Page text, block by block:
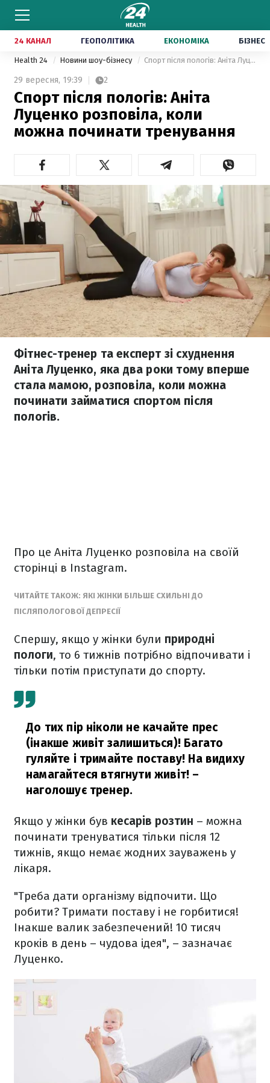
24 КАНАЛ ГЕОПОЛІТИКА ЕКОНОМІКА БІЗНЕС
Health 24 Новини шоу-бізнесу Спорт після пологів: Аніта Луценко розповіла, коли можна починати тренування
29 вересня, 19:39 2
Спорт після пологів: Аніта
Луценко розповіла, коли
можна починати тренування
Фітнес-тренер та експерт зі схуднення
Аніта Луценко, яка два роки тому вперше
стала мамою, розповіла, коли можна
починати займатися спортом після
пологів.
Про це Аніта Луценко розповіла на своїй
сторінці в Instagram.
ЧИТАЙТЕ ТАКОЖ: ЯКІ ЖІНКИ БІЛЬШЕ СХИЛЬНІ ДО
ПІСЛЯПОЛОГОВОЇ ДЕПРЕСІЇ
Спершу, якщо у жінки були природні
пологи, то 6 тижнів потрібно відпочивати і
тільки потім приступати до спорту.
До тих пір ніколи не качайте прес
(інакше живіт залишиться)! Багато
гуляйте і тримайте поставу! На видиху
намагайтеся втягнути живіт! –
наголошує тренер.
Якщо у жінки був кесарів розтин – можна
починати тренуватися тільки після 12
тижнів, якщо немає жодних зауважень у
лікаря.
"Треба дати організму відпочити. Що
робити? Тримати поставу і не горбитися!
Інакше валик забезпечений! 10 тисяч
кроків в день – чудова ідея", – зазначає
Луценко.